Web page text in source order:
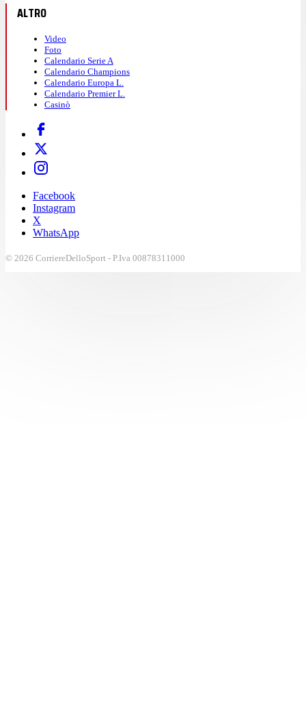
ALTRO
Video
Foto
Calendario Serie A
Calendario Champions
Calendario Europa L.
Calendario Premier L.
Casinò
Facebook
Instagram
X
WhatsApp
© 2026 CorriereDelloSport - P.Iva 00878311000